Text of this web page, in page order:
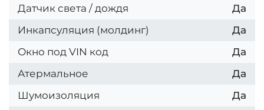
Датчик света / дождя
Да
Инкапсуляция (молдинг)
Да
Окно под VIN код
Да
Атермальное
Да
Шумоизоляция
Да